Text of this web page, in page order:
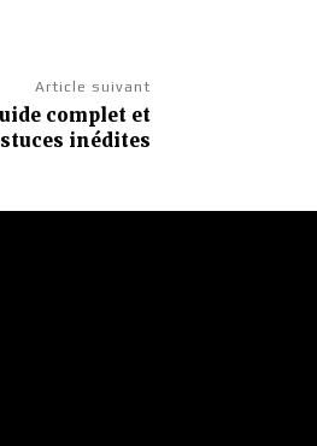
Article suivant
complet et
inédites